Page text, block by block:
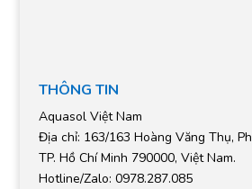
THÔNG TIN
Aquasol Việt Nam
Địa chỉ: 163/163 Hoàng Văng Thụ,
TP. Hồ Chí Minh 790000, Việt Nam.
Hotline/Zalo: 0978.287.085